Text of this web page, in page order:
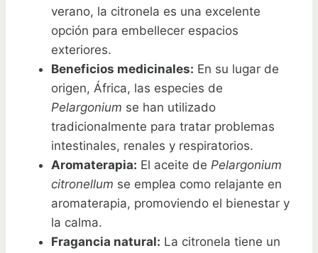
verano, la citronela es una excelente
opción para embellecer espacios
exteriores.
Beneficios medicinales: En su lugar de
origen, África, las especies de
Pelargonium se han utilizado
tradicionalmente para tratar problemas
intestinales, renales y respiratorios.
Aromaterapia: El aceite de Pelargonium
citronellum se emplea como relajante en
aromaterapia, promoviendo el bienestar y
la calma.
Fragancia natural: La citronela tiene un